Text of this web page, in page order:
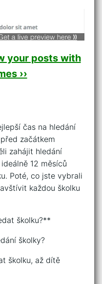
your posts with
››
čas na hledání
začátkem
zahájit hledání
12 měsíců
Poté, co jste vybrali
každou školku
školku?**
školky?
školku, až dítě